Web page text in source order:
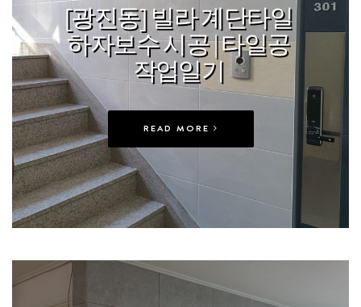
[광진동] 빌라 계단타일
하자보수 시공 | 타일공
작업일기
READ MORE